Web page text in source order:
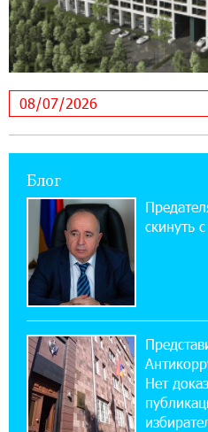
будет уже поздно
11:03:52 31-07-2026
Если Израиль
армян против
значит сам Геноцид?
10% годовых и
приложении
17:03:49 30-07-2026
Платформа
Summit: IDBank
решение
14:44:13 29-07-2026
Состоялось
при поддержке
Блог
скинуть
Нет